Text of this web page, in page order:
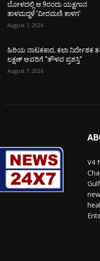
ಬೋಳದಲ್ಲಿ ಆ.9ರಂದು ಯಕ್ಷಗಾನ
ತಾಳಮದ್ದಳೆ ‘ವೀರಮಣಿ ಕಾಳಗ’
August 7, 2026
ಹಿರಿಯ ನಾಟಕಕಾರ, ಕಲಾ ನಿರ್ದೇಶಕ
ಲಕ್ಷಣ್ ಅವರಿಗೆ “ತೌಳವ ಪ್ರಶಸ್ತಿ”
August 7, 2026
V4